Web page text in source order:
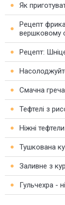
Як
Рецепт
вершковому
Рецепт:
Смачна
Тефтелі з
Ніжні
Тушкована
Заливне з
Гульчехра -